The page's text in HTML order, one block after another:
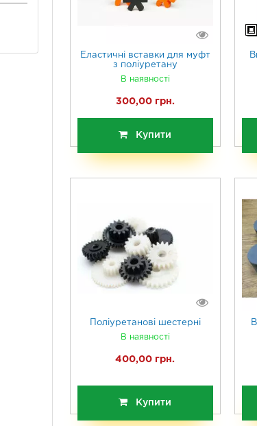
Еластичні вставки для муфт
з поліуретану
В наявності
300,00 грн.
Купити
Поліуретанові шестерні
В наявності
400,00 грн.
Купити